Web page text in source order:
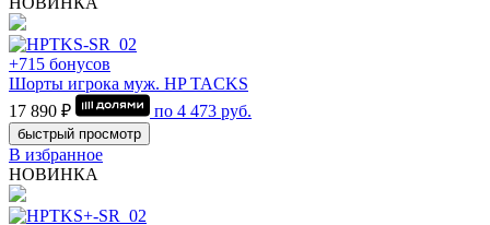
+715 бонусов
Шорты игрока муж. HP TACKS
17 890 ₽
по 4 473 руб.
быстрый просмотр
В избранное
НОВИНКА